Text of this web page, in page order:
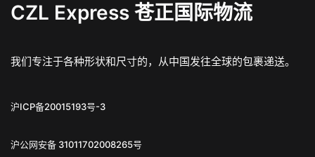
CZL Express 苍正国际物流
我们专注于各种形状和尺寸的，从中国发往全球的包裹递送。
沪ICP备20015193号-3
沪公网安备 31011702008265号